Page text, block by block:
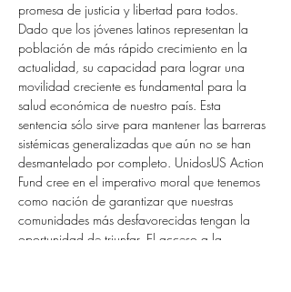
promesa de justicia y libertad para todos.
Dado que los jóvenes latinos representan la
población de más rápido crecimiento en la
actualidad, su capacidad para lograr una
movilidad creciente es fundamental para la
salud económica de nuestro país. Esta
sentencia sólo sirve para mantener las barreras
sistémicas generalizadas que aún no se han
desmantelado por completo. UnidosUS Action
Fund cree en el imperativo moral que tenemos
como nación de garantizar que nuestras
comunidades más desfavorecidas tengan la
oportunidad de triunfar. El acceso a la